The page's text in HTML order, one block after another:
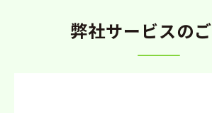
よくあるご質問
CRMラボ
弊社サービスの